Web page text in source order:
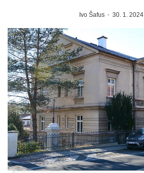
Ivo Šafus 30. 1. 2024